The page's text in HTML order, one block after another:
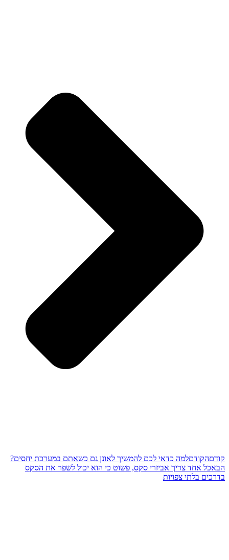
קודםהקודםלמה כדאי לכם להמשיך לאונן גם כשאתם במערכת יחסים?
הבאכל אחד צריך אביזרי סקס, פשוט כי הוא יכול לשפר את הסקס
בדרכים בלתי צפויות